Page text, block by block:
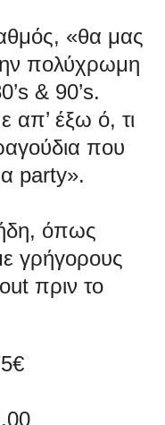
«θα μας
πολύχρωμη
& 90’s.
απ’ έξω ό, τι
που
party».
όπως
γρήγορους
πριν το